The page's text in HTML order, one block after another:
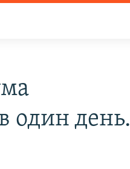
один день.